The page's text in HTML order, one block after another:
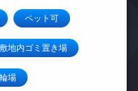
ペット可
敷地内ゴミ置き場
場